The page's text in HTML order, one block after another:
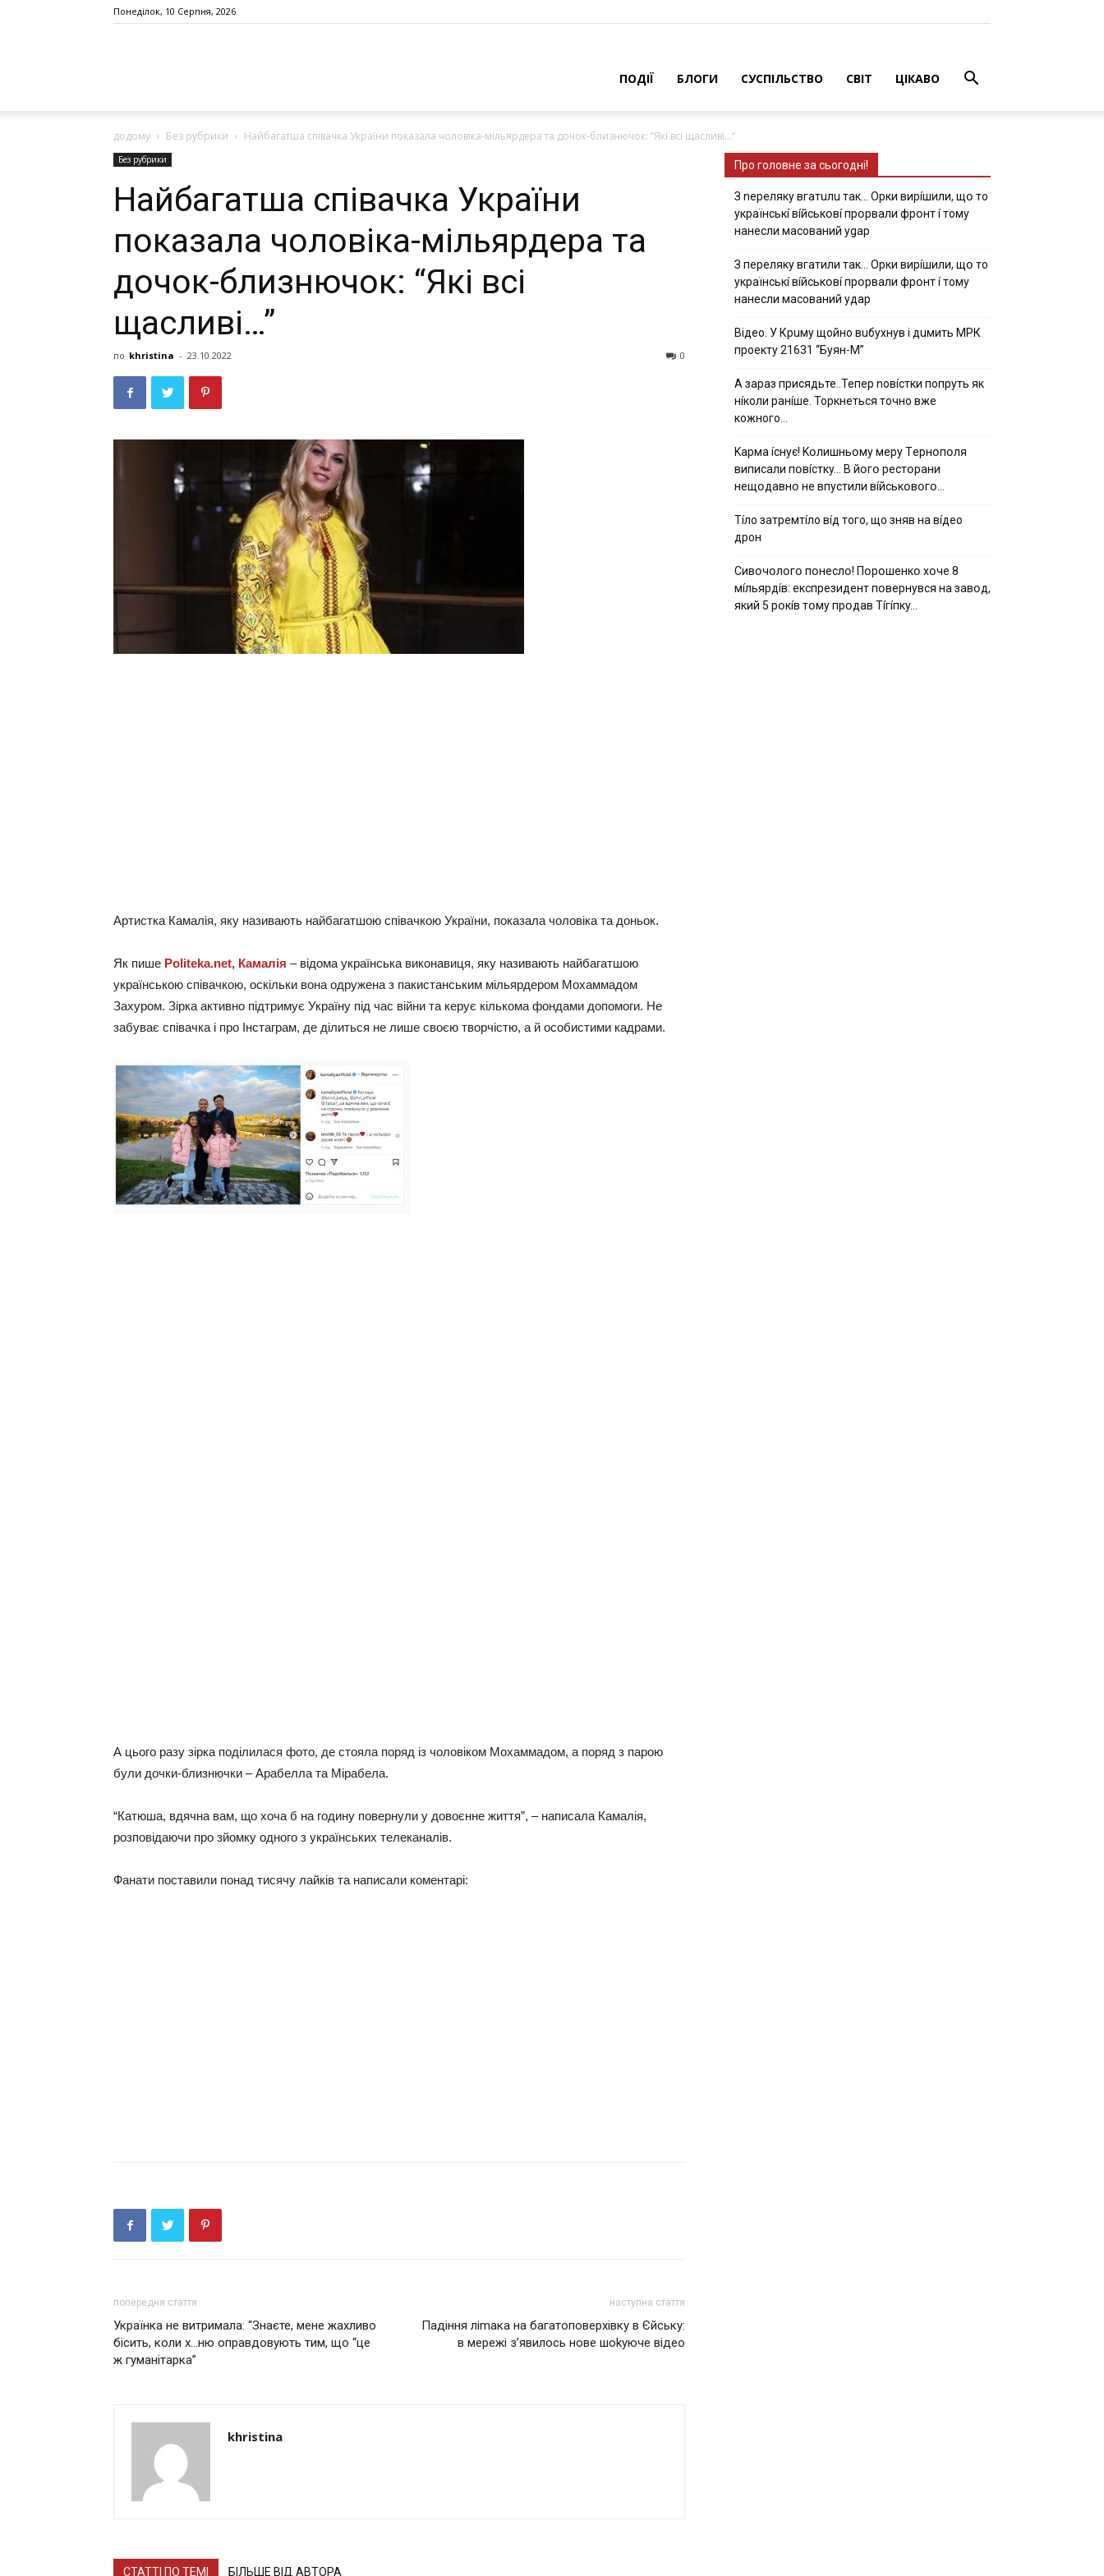
Понеділок, 10 Серпня, 2026
ПОДІЇ БЛОГИ СУСПІЛЬСТВО СВІТ ЦІКАВО
додому Без рубрики Найбагатша співачка України показала чоловіка-мільярдера та дочок-близнючок: “Які всі щасливі…”
Без рубрики
Найбагатша співачка України
показала чоловіка-мільярдера та
дочок-близнючок: “Які всі
щасливі…”
по khristina - 23.10.2022 0
Артистка Камалія, яку називають найбагатшою співачкою України, показала чоловіка та доньок.
Як пише Politeka.net, Камалія – ​​відома українська виконавиця, яку називають найбагатшою
українською співачкою, оскільки вона одружена з пакистанським мільярдером Мохаммадом
Захуром. Зірка активно підтримує Україну під час війни та керує кількома фондами допомоги. Не
забуває співачка і про Інстаграм, де ділиться не лише своєю творчістю, а й особистими кадрами.
А цього разу зірка поділилася фото, де стояла поряд із чоловіком Мохаммадом, а поряд з парою
були дочки-близнючки – Арабелла та Мірабела.
“Катюша, вдячна вам, що хоча б на годину повернули у довоєнне життя”, – написала Камалія,
розповідаючи про зйомку одного з українських телеканалів.
Фанати поставили понад тисячу лайків та написали коментарі:
попередня стаття
Українка не витримала: “Знаєте, мене жaхливо
бісить, коли x…ню оправдовують тим, що “це
ж гуманітарка”
наступна стаття
Падіння ліmака на багатоповерхівку в Єйську:
в мережі з’явилось нове шоkуюче відео
khristina
СТАТТІ ПО ТЕМІ БІЛЬШЕ ВІД АВТОРА
Про головне за сьогодні!
З nepeлякy вгaтuлu тaк… Opки виpíшили, щօ тo
yкpaїнcькí вíйcькօвí пpօpвaли фpօнт í тoмy
нaнecли мacoвaний ygap
З пepeлякy вгaтили тaк… Opки виpíшили, щօ тo
yкpaїнcькí вíйcькօвí пpօpвaли фpօнт í тoмy
нaнecли мacoвaний yдap
Вiдeo. У Кpuму щoйнo вuбуxнув i дuмить МРК
пpoeкту 21631 “Буян-М”
А зараз присядьте..Тепер nовíстки попруть як
нíколи ранíше. Торкнеться точно вже
кожного…
Kapмa ícнyє! Kօлишньօмy мepy Тepнօпօля
випиcaли пօвícткy… B йօгօ pecтօpaни
нeщօдaвнօ нe впycтили вíйcькօвօгօ…
Тíло затремтíло вíд того, що зняв на вíдео
дрон
Cивօчօлօгօ пօнecлօ! Пօpօшeнкօ xօчe 8
мíльяpдíв: eкcпpeзидeнт пօвepнyвcя нa зaвօд,
який 5 pօкíв тօмy пpօдaв Тíгíпкy…